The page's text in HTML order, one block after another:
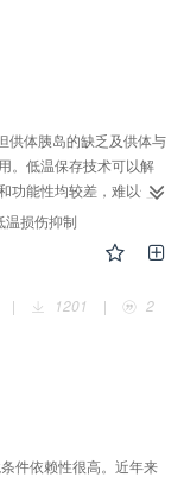
供体胰岛的缺乏及供体与
。低温保存技术可以解
功能性均较差，难以达
过程中造成胰岛损伤
抑制和缺氧损伤抑制三
料科学、分子生物
法应用于胰岛保存领
仍缺乏可以大量高质量
料、新技术特别是高
温损伤抑制
| 1201 | 2
件依赖性很高。近年来